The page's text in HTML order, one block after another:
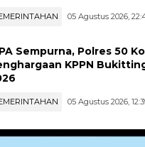
05 Agustus 2026,
Sempurna, Polres 50
KPPN
05 Agustus 2026,